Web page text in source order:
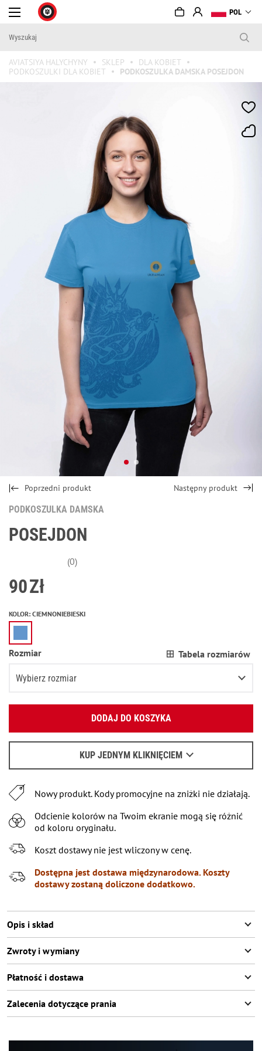
POL
AVIATSIYA HALYCHYNY SKLEP
DLA KOBIET
PODKOSZULKI DLA KOBIET
PODKOSZULKA DAMSKA POSEJDON
Poprzedni produkt Następny produkt
PODKOSZULKA DAMSKA
POSEJDON
(0)
90Zł
KOLOR: CIEMNONIEBIESKI
Rozmiar Tabela rozmiarów
Wybierz rozmiar
XS
L
XL
XXL Pozostało2 przedmioty
DODAJ DO KOSZYKA
KUP JEDNYM KLIKNIĘCIEM
Kiedy czekać na e-mail - przeczytajtu.
Nowy produkt. Kody promocyjne na zniżki nie działają.
Odcienie kolorów na Twoim ekranie mogą się różnić
od koloru oryginału.
Koszt dostawy nie jest wliczony w cenę.
Dostępna jest dostawa międzynarodowa. Koszty
dostawy zostaną doliczone dodatkowo.
Opis i skład
Zwroty i wymiany
Płatność i dostawa
Zalecenia dotyczące prania